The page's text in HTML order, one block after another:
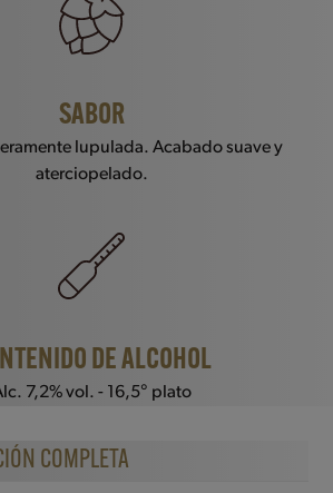
SABOR
lupulada. Acabado suave y
aterciopelado.
DE ALCOHOL
7,2% vol. - 16,5° plato
COMPLETA